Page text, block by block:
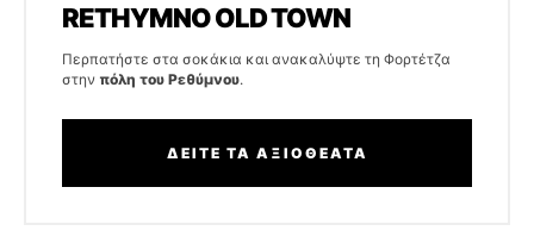
RETHYMNO OLD TOWN
Περπατήστε στα σοκάκια και ανακαλύψτε τη Φορτέτζα
στην πόλη του Ρεθύμνου.
ΔΕΙΤΕ ΤΑ ΑΞΙΟΘΕΑΤΑ